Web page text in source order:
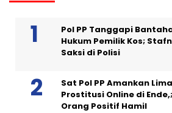
Pol PP Tanggapi
Hukum Pemilik Kos;
Saksi di Polisi
Sat Pol PP Amankan
Prostitusi Online di
Orang Positif Hamil